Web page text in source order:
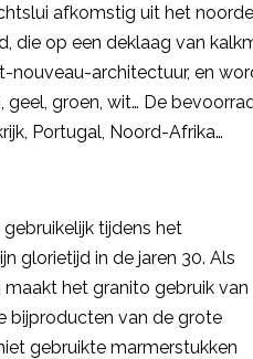
afkomstig uit het
die op een deklaag van
nouveau-architectuur, en
geel, groen, wit… De
Portugal, Noord-Afrika…
tijdens het
glorietijd in de jaren 30. Als
het granito gebruik van
bijproducten van de grote
gebruikte marmerstukken